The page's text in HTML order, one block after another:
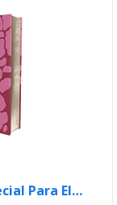
Para El…